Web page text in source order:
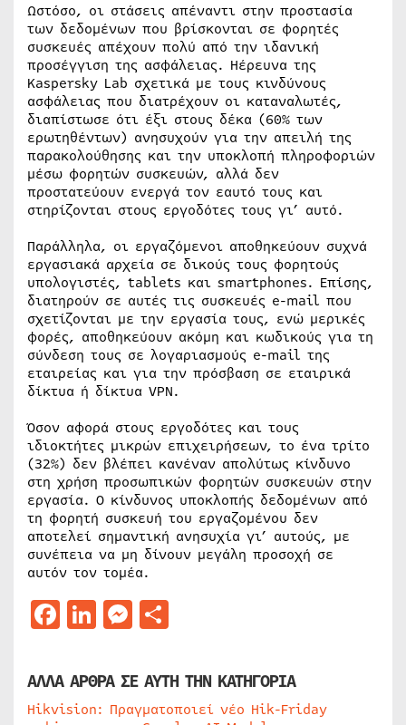
Ωστόσο, οι στάσεις απέναντι στην προστασία
των δεδομένων που βρίσκονται σε φορητές
συσκευές απέχουν πολύ από την ιδανική
προσέγγιση της ασφάλειας. Ηέρευνα της
Kaspersky Lab σχετικά με τους κινδύνους
ασφάλειας που διατρέχουν οι καταναλωτές,
διαπίστωσε ότι έξι στους δέκα (60% των
ερωτηθέντων) ανησυχούν για την απειλή της
παρακολούθησης και την υποκλοπή πληροφοριών
μέσω φορητών συσκευών, αλλά δεν
προστατεύουν ενεργά τον εαυτό τους και
στηρίζονται στους εργοδότες τους γι’ αυτό.
Παράλληλα, οι εργαζόμενοι αποθηκεύουν συχνά
εργασιακά αρχεία σε δικούς τους φορητούς
υπολογιστές, tablets και smartphones. Επίσης,
διατηρούν σε αυτές τις συσκευές e-mail που
σχετίζονται με την εργασία τους, ενώ μερικές
φορές, αποθηκεύουν ακόμη και κωδικούς για τη
σύνδεση τους σε λογαριασμούς e-mail της
εταιρείας και για την πρόσβαση σε εταιρικά
δίκτυα ή δίκτυα VPN.
Όσον αφορά στους εργοδότες και τους
ιδιοκτήτες μικρών επιχειρήσεων, το ένα τρίτο
(32%) δεν βλέπει κανέναν απολύτως κίνδυνο
στη χρήση προσωπικών φορητών συσκευών στην
εργασία. Ο κίνδυνος υποκλοπής δεδομένων από
τη φορητή συσκευή του εργαζομένου δεν
αποτελεί σημαντική ανησυχία γι’ αυτούς, με
συνέπεια να μη δίνουν μεγάλη προσοχή σε
αυτόν τον τομέα.
Facebook
LinkedIn
Messenger
ΑΛΛΑ ΑΡΘΡΑ ΣΕ ΑΥΤΗ ΤΗΝ ΚΑΤΗΓΟΡΙΑ
Hikvision: Πραγματοποιεί νέο Hik-Friday